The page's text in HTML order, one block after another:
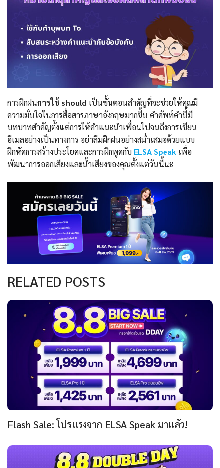
การฝึกฝนการใช้ should เป็นขั้นตอนสำคัญที่จะช่วยให้คุณมี
ความมั่นใจในการสื่อสารภาษาอังกฤษมากขึ้น คำศัพท์คำนี้มี
บทบาทสำคัญตั้งแต่การให้คำแนะนำเพื่อนไปจนถึงการเขียน
อีเมลอย่างเป็นทางการ อย่าลืมฝึกฝนอย่างสม่ำเสมอด้วยแบบ
ฝึกหัดการสร้างประโยคและการฝึกพูดกับ ELSA Speak เพื่อ
พัฒนาการออกเสียงและน้ำเสียงของคุณตั้งแต่วันนี้นะ
RELATED POSTS
Flash Sale: โปรแรงจาก ELSA Speak มาแล้ว!